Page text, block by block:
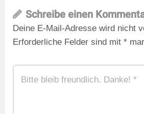
Schreibe einen
Deine E-Mail-Adresse wird nicht
Erforderliche Felder sind mit *